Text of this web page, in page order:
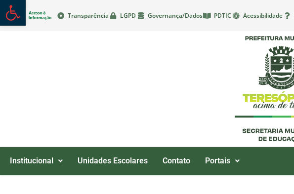
Transparência LGPD Governança/Dados PDTIC Acessibilidade
Institucional Unidades Escolares Contato Portais